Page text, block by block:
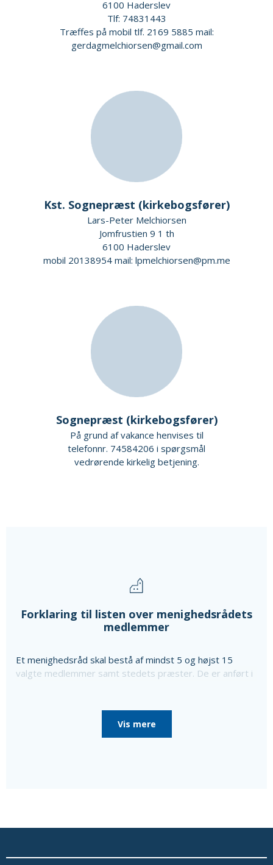
6100 Haderslev
Tlf: 74831443
Træffes på mobil tlf. 2169 5885 mail:
gerdagmelchiorsen@gmail.com
Kst. Sognepræst (kirkebogsfører)
Lars-Peter Melchiorsen
Jomfrustien 9 1 th
6100 Haderslev
mobil 20138954 mail: lpmelchiorsen@pm.me
Sognepræst (kirkebogsfører)
På grund af vakance henvises til
telefonnr. 74584206 i spørgsmål
vedrørende kirkelig betjening.
Forklaring til listen over menighedsrådets
medlemmer
Et menighedsråd skal bestå af mindst 5 og højst 15
valgte medlemmer samt stedets præster. De er anført i
menighedsrådet konstituerede sig, til særlige poster
som bl.a. kirkeværge og regnskabsfører.
Disse personer er i så fald nævnt efter de valgte
Vis mere